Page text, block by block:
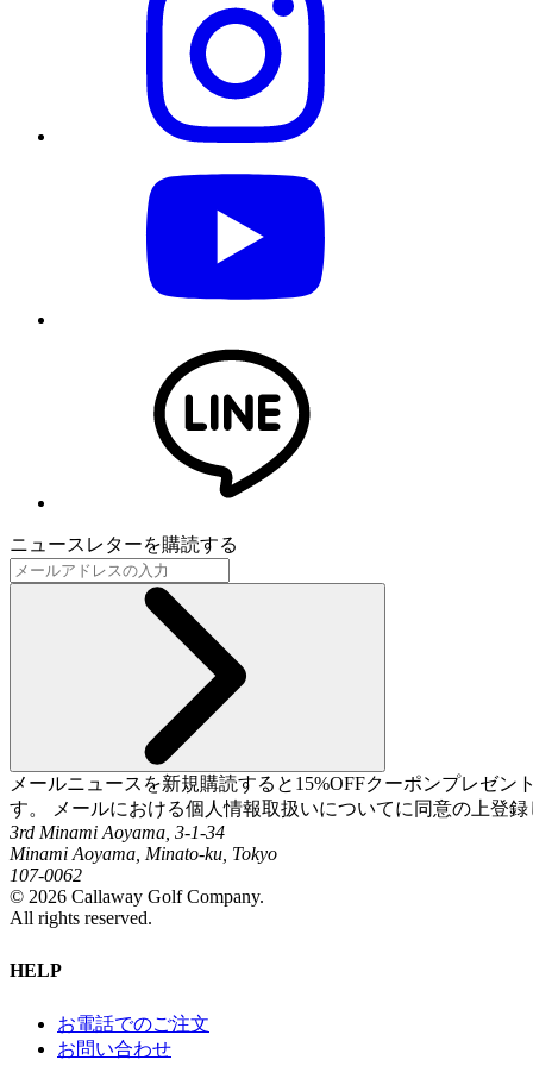
ニュースレターを購読する
メールニュースを新規購読すると15%OFFクーポンプレゼ
す。 メールにおける個人情報取扱いについてに同意の上登
3rd Minami Aoyama, 3-1-34
Minami Aoyama, Minato-ku, Tokyo
107-0062
© 2026 Callaway Golf Company.
All rights reserved.
HELP
お電話でのご注文
お問い合わせ